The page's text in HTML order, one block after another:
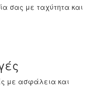
σας με ταχύτητα και
με ασφάλεια και